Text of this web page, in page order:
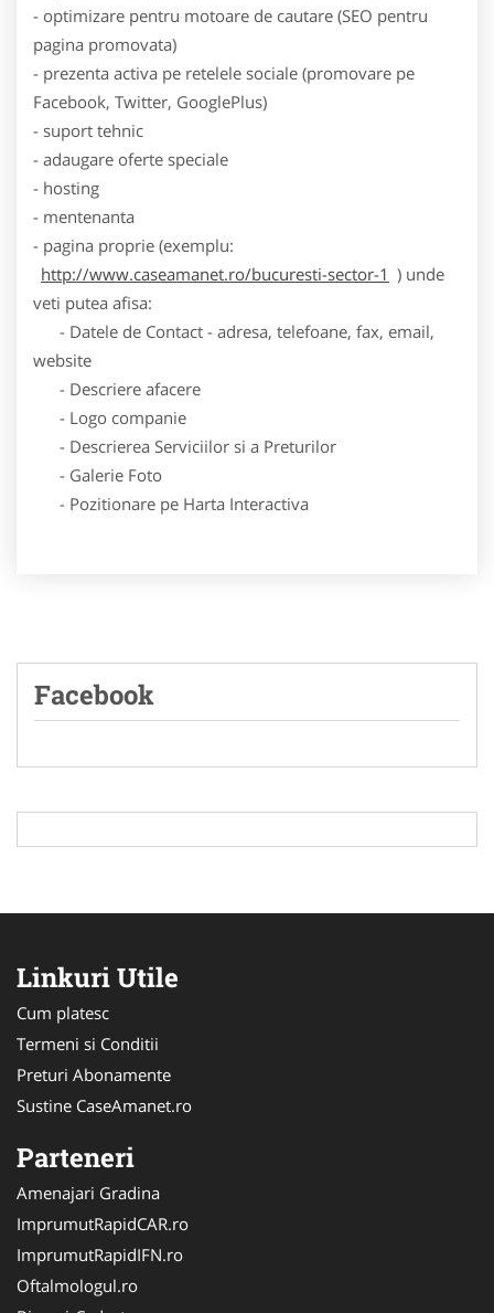
- optimizare pentru motoare de cautare (SEO pentru
pagina promovata)
- prezenta activa pe retelele sociale (promovare pe
Facebook, Twitter, GooglePlus)
- suport tehnic
- adaugare oferte speciale
- hosting
- mentenanta
- pagina proprie (exemplu:
http://www.caseamanet.ro/bucuresti-sector-1 ) unde
veti putea afisa:
- Datele de Contact - adresa, telefoane, fax, email,
website
- Descriere afacere
- Logo companie
- Descrierea Serviciilor si a Preturilor
- Galerie Foto
- Pozitionare pe Harta Interactiva
Facebook
Linkuri Utile
Cum platesc
Termeni si Conditii
Preturi Abonamente
Sustine CaseAmanet.ro
Parteneri
Amenajari Gradina
ImprumutRapidCAR.ro
ImprumutRapidIFN.ro
Oftalmologul.ro